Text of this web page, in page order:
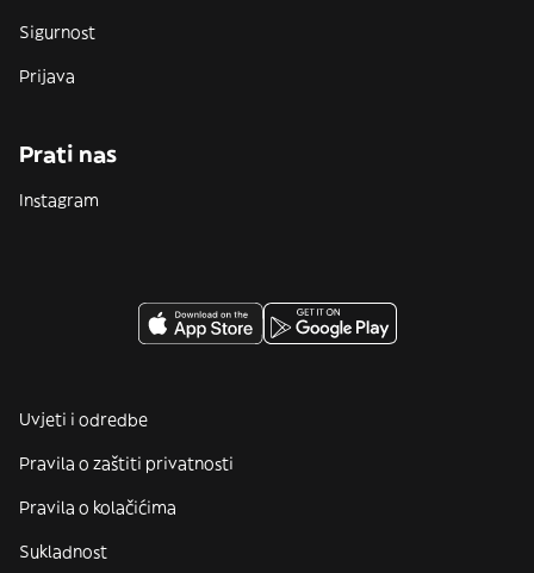
Sigurnost
Prijava
Prati nas
Instagram
Uvjeti i odredbe
Pravila o zaštiti privatnosti
Pravila o kolačićima
Sukladnost